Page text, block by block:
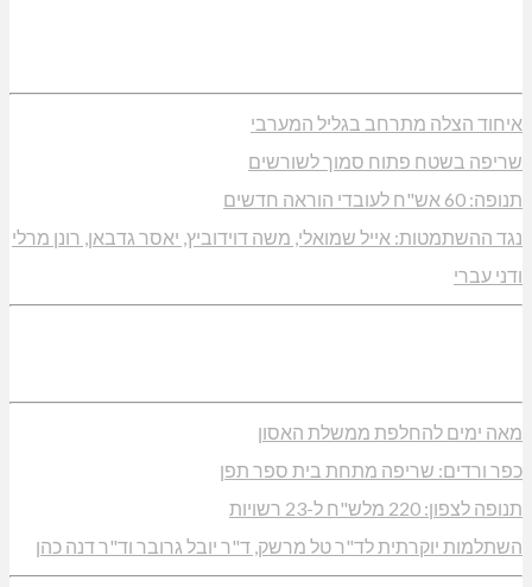
איחוד הצלה מתרחב בגליל המערבי
שריפה בשטח פתוח סמוך לשורשים
תנופה: 60 אש"ח לעובדי הוראה חדשים
נגד ההשתמטות: אייל שמואלי, משה דוידוביץ, יאסר גדבאן, רונן מרלי
ודני עברי
מאה ימים להחלפת ממשלת האסון
כפר ורדים: שריפה מתחת בית ספר תפן
תנופה לצפון: 220 מלש"ח ל-23 רשויות
השתלמות יוקרתית לד"ר טל מרשק, ד"ר יובל גרובר וד"ר דנה כהן